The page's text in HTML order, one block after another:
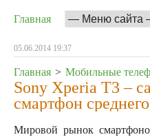
Главная
05.06.2014 19:37
Главная > Мобильные
Sony Xperia T3 –
смартфон
Мировой рынок